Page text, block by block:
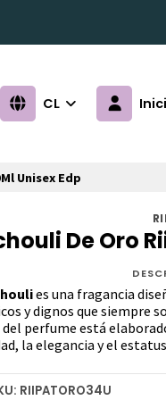
CL
Unisex Edp
De Oro
es una fragancia
y dignos que siempre
perfume está
la elegancia y el
RIIPATORO34U